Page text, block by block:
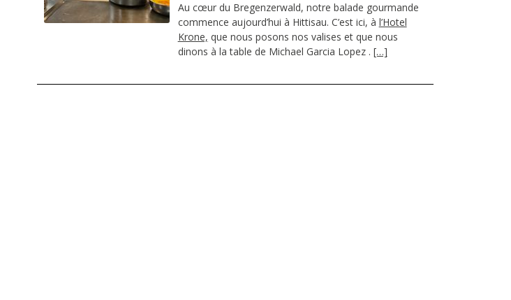
Au cœur du Bregenzerwald, notre balade gourmande
commence aujourd’hui à Hittisau. C’est ici, à l’Hotel
Krone, que nous posons nos valises et que nous
dinons à la table de Michael Garcia Lopez . […]